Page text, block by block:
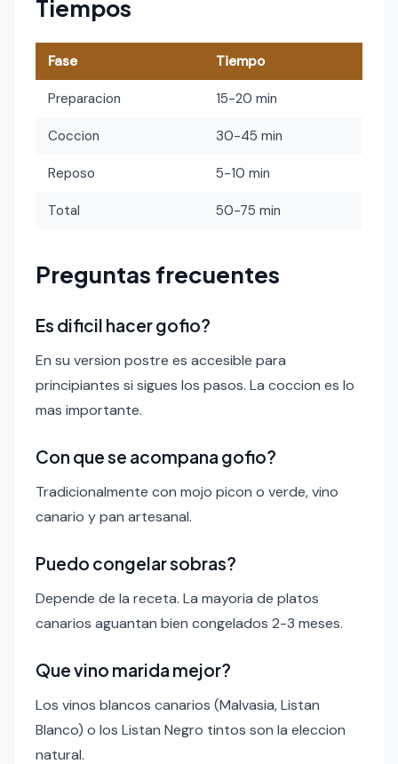
Tiempos
Fase Tiempo
Preparacion 15-20 min
Coccion 30-45 min
Reposo 5-10 min
Total 50-75 min
Preguntas frecuentes
Es dificil hacer gofio?
En su version postre es accesible para
principiantes si sigues los pasos. La coccion es lo
mas importante.
Con que se acompana gofio?
Tradicionalmente con mojo picon o verde, vino
canario y pan artesanal.
Puedo congelar sobras?
Depende de la receta. La mayoria de platos
canarios aguantan bien congelados 2-3 meses.
Que vino marida mejor?
Los vinos blancos canarios (Malvasia, Listan
Blanco) o los Listan Negro tintos son la eleccion
natural.